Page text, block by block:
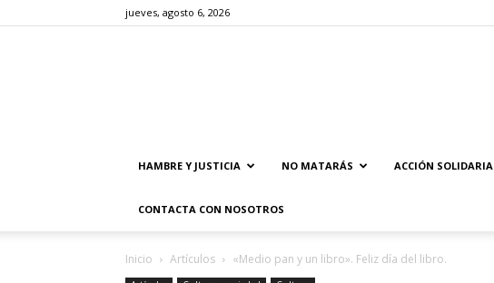
jueves, agosto 6, 2026
HAMBRE Y JUSTICIA NO MATARÁS ACCIÓN SOLIDARIA
CONTACTA CON NOSOTROS
Inicio Artículos «Medio pan y un libro». Feliz día del libro.